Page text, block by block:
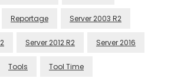
Reportage Server 2003 R2
Server 2012 R2 Server 2016
Tools Tool Time